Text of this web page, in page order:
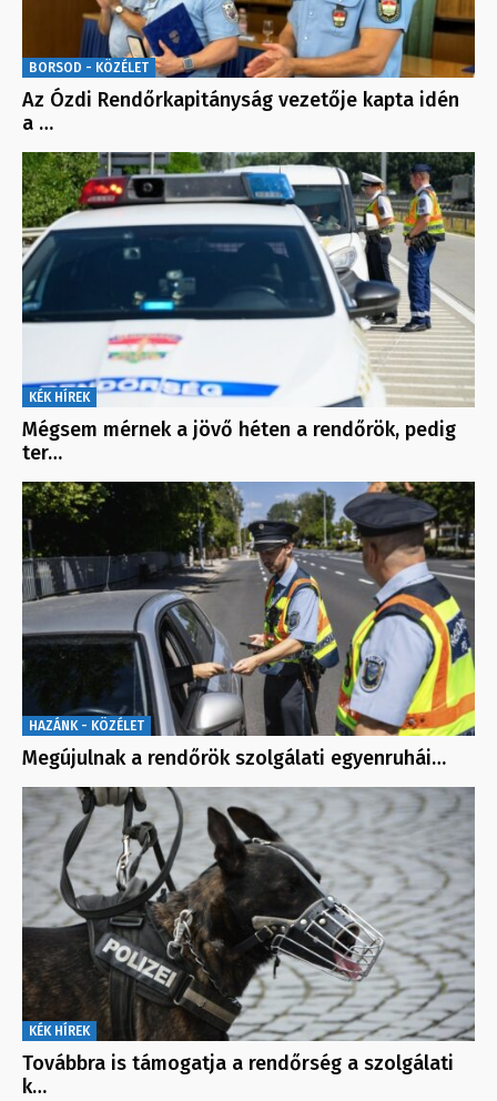
BORSOD - KÖZÉLET
Az Ózdi Rendőrkapitányság vezetője kapta idén
a …
KÉK HÍREK
Mégsem mérnek a jövő héten a rendőrök, pedig
ter…
HAZÁNK - KÖZÉLET
Megújulnak a rendőrök szolgálati egyenruhái…
KÉK HÍREK
Továbbra is támogatja a rendőrség a szolgálati
k…